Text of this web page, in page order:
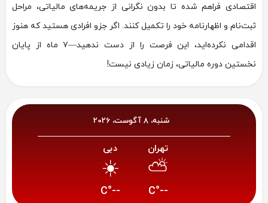
اقتصادی فراهم شده تا بدون نگرانی از جریمه‌های مالیاتی، مراحل
ثبت‌نام و اظهارنامه خود را تکمیل کنند. اگر جزو افرادی هستید که هنوز
اقدامی نکرده‌اید، این فرصت را از دست ندهید—۷ ماه از پایان
نخستین دوره مالیاتی، زمان زیادی نیست!
شنبه، 8 آگوست، 2026
تهران
⛅
--°C
دبی
☀️
--°C